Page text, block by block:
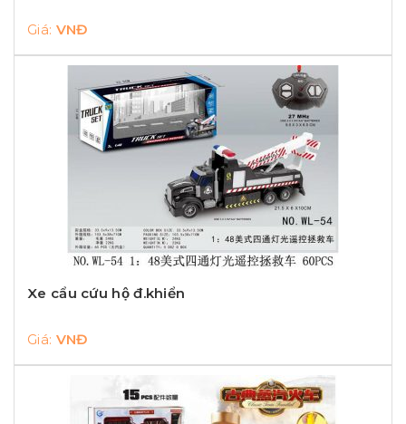
Giá: VNĐ
Xe cẩu cứu hộ đ.khiển
Giá: VNĐ